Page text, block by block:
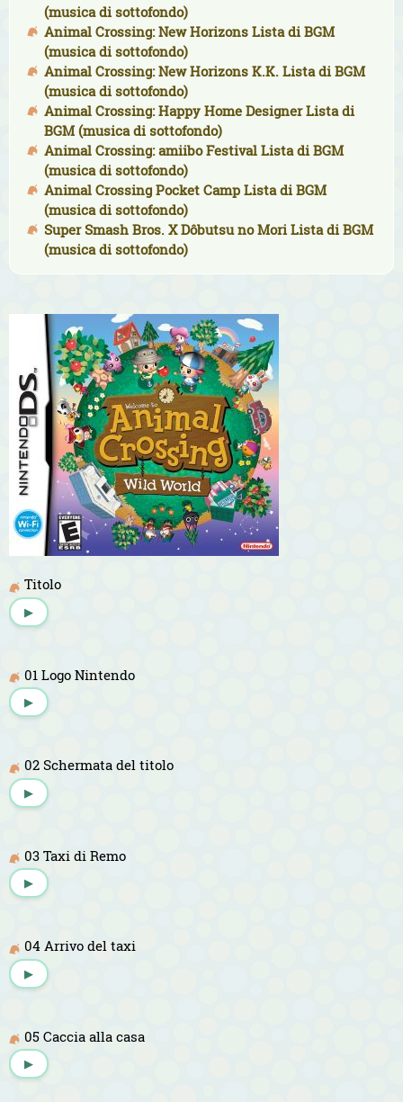
(musica di sottofondo)
Animal Crossing: New Horizons Lista di BGM
(musica di sottofondo)
Animal Crossing: New Horizons K.K. Lista di BGM
(musica di sottofondo)
Animal Crossing: Happy Home Designer Lista di
BGM (musica di sottofondo)
Animal Crossing: amiibo Festival Lista di BGM
(musica di sottofondo)
Animal Crossing Pocket Camp Lista di BGM
(musica di sottofondo)
Super Smash Bros. X Dôbutsu no Mori Lista di BGM
(musica di sottofondo)
Titolo
▶
01 Logo Nintendo
▶
02 Schermata del titolo
▶
03 Taxi di Remo
▶
04 Arrivo del taxi
▶
05 Caccia alla casa
▶